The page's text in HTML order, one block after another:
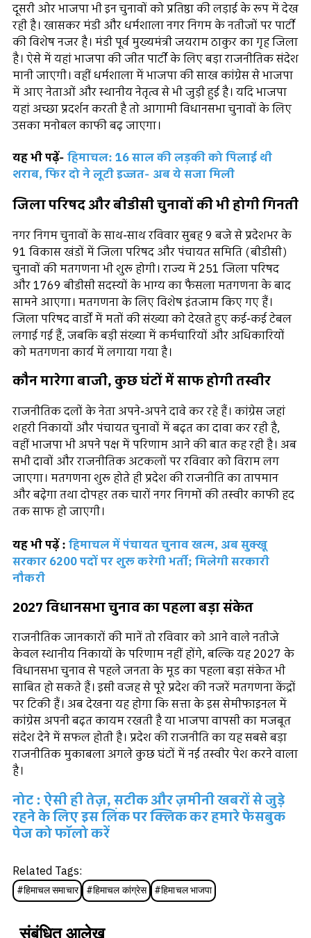
दूसरी ओर भाजपा भी इन चुनावों को प्रतिष्ठा की लड़ाई के रूप में देख
रही है। खासकर मंडी और धर्मशाला नगर निगम के नतीजों पर पार्टी
की विशेष नजर है। मंडी पूर्व मुख्यमंत्री जयराम ठाकुर का गृह जिला
है। ऐसे में यहां भाजपा की जीत पार्टी के लिए बड़ा राजनीतिक संदेश
मानी जाएगी। वहीं धर्मशाला में भाजपा की साख कांग्रेस से भाजपा
में आए नेताओं और स्थानीय नेतृत्व से भी जुड़ी हुई है। यदि भाजपा
यहां अच्छा प्रदर्शन करती है तो आगामी विधानसभा चुनावों के लिए
उसका मनोबल काफी बढ़ जाएगा।
यह भी पढ़ें- हिमाचल: 16 साल की लड़की को पिलाई थी
शराब, फिर दो ने लूटी इज्जत- अब ये सजा मिली
जिला परिषद और बीडीसी चुनावों की भी होगी गिनती
नगर निगम चुनावों के साथ-साथ रविवार सुबह 9 बजे से प्रदेशभर के
91 विकास खंडों में जिला परिषद और पंचायत समिति (बीडीसी)
चुनावों की मतगणना भी शुरू होगी। राज्य में 251 जिला परिषद
और 1769 बीडीसी सदस्यों के भाग्य का फैसला मतगणना के बाद
सामने आएगा। मतगणना के लिए विशेष इंतजाम किए गए हैं।
जिला परिषद वार्डों में मतों की संख्या को देखते हुए कई-कई टेबल
लगाई गई हैं, जबकि बड़ी संख्या में कर्मचारियों और अधिकारियों
को मतगणना कार्य में लगाया गया है।
कौन मारेगा बाजी, कुछ घंटों में साफ होगी तस्वीर
राजनीतिक दलों के नेता अपने-अपने दावे कर रहे हैं। कांग्रेस जहां
शहरी निकायों और पंचायत चुनावों में बढ़त का दावा कर रही है,
वहीं भाजपा भी अपने पक्ष में परिणाम आने की बात कह रही है। अब
सभी दावों और राजनीतिक अटकलों पर रविवार को विराम लग
जाएगा। मतगणना शुरू होते ही प्रदेश की राजनीति का तापमान
और बढ़ेगा तथा दोपहर तक चारों नगर निगमों की तस्वीर काफी हद
तक साफ हो जाएगी।
यह भी पढ़ें : हिमाचल में पंचायत चुनाव खत्म, अब सुक्खू
सरकार 6200 पदों पर शुरू करेगी भर्ती; मिलेगी सरकारी
नौकरी
2027 विधानसभा चुनाव का पहला बड़ा संकेत
राजनीतिक जानकारों की मानें तो रविवार को आने वाले नतीजे
केवल स्थानीय निकायों के परिणाम नहीं होंगे, बल्कि यह 2027 के
विधानसभा चुनाव से पहले जनता के मूड का पहला बड़ा संकेत भी
साबित हो सकते हैं। इसी वजह से पूरे प्रदेश की नजरें मतगणना केंद्रों
पर टिकी हैं। अब देखना यह होगा कि सत्ता के इस सेमीफाइनल में
कांग्रेस अपनी बढ़त कायम रखती है या भाजपा वापसी का मजबूत
संदेश देने में सफल होती है। प्रदेश की राजनीति का यह सबसे बड़ा
राजनीतिक मुकाबला अगले कुछ घंटों में नई तस्वीर पेश करने वाला
है।
नोट : ऐसी ही तेज़, सटीक और ज़मीनी खबरों से जुड़े
रहने के लिए इस लिंक पर क्लिक कर हमारे फेसबुक
पेज को फॉलो करें
Related Tags:
#हिमाचल समाचार #हिमाचल कांग्रेस #हिमाचल भाजपा
संबंधित आलेख